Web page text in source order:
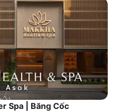
Spa | Băng Cốc